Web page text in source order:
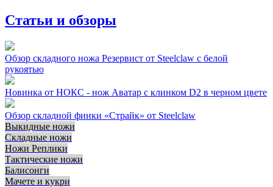
Статьи и обзоры
Обзор складного ножа Резервист от Steelclaw с белой
рукоятью
Новинка от НОКС - нож Аватар с клинком D2 в черном цвете
Обзор складной финки «Страйк» от Steelclaw
Выкидные ножи
Складные ножи
Ножи Реплики
Тактические ножи
Балисонги
Мачете и кукри